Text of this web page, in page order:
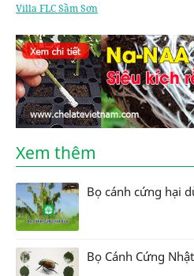
Villa FLC Sầm Sơn
Xem thêm
Bọ cánh cứng hại
Bọ Cánh Cứng